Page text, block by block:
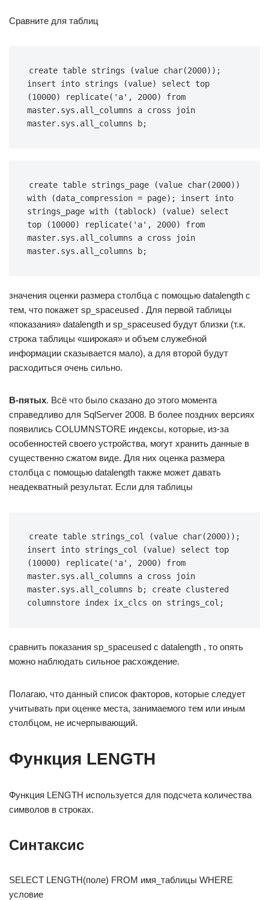
Сравните для таблиц
create table strings (value char(2000));
insert into strings (value) select top
(10000) replicate('a', 2000) from
master.sys.all_columns a cross join
master.sys.all_columns b;
create table strings_page (value char(2000))
with (data_compression = page); insert into
strings_page with (tablock) (value) select
top (10000) replicate('a', 2000) from
master.sys.all_columns a cross join
master.sys.all_columns b;
значения оценки размера столбца с помощью datalength c
тем, что покажет sp_spaceused . Для первой таблицы
«показания» datalength и sp_spaceused будут близки (т.к.
строка таблицы «широкая» и объем служебной
информации сказывается мало), а для второй будут
расходиться очень сильно.
В-пятых. Всё что было сказано до этого момента
справедливо для SqlServer 2008. В более поздних версиях
появились COLUMNSTORE индексы, которые, из-за
особенностей своего устройства, могут хранить данные в
существенно сжатом виде. Для них оценка размера
столбца с помощью datalength также может давать
неадекватный результат. Если для таблицы
create table strings_col (value char(2000));
insert into strings_col (value) select top
(10000) replicate('a', 2000) from
master.sys.all_columns a cross join
master.sys.all_columns b; create clustered
columnstore index ix_clcs on strings_col;
сравнить показания sp_spaceused с datalength , то опять
можно наблюдать сильное расхождение.
Полагаю, что данный список факторов, которые следует
учитывать при оценке места, занимаемого тем или иным
столбцом, не исчерпывающий.
Функция LENGTH
Функция LENGTH используется для подсчета количества
символов в строках.
Синтаксис
SELECT LENGTH(поле) FROM имя_таблицы WHERE
условие